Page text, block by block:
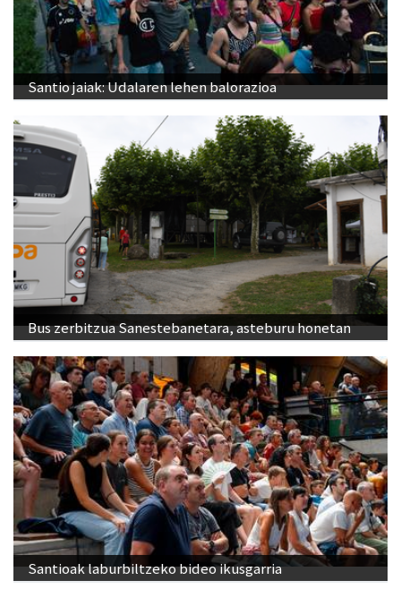
Santio jaiak: Udalaren lehen balorazioa
Bus zerbitzua Sanestebanetara, asteburu honetan
Santioak laburbiltzeko bideo ikusgarria